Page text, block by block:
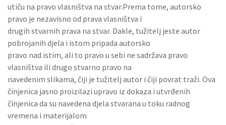
utiču na pravo vlasništva na stvar.Prema tome, autorsko
pravo je nezavisno od prava vlasništva i
drugih stvarnih prava na stvar. Dakle, tužitelj jeste autor
pobrojanih djela i istom pripada autorsko
pravo nad istim, ali to pravo u sebi ne sadržava pravo
vlasništva ili drugo stvarno pravo na
navedenim slikama, čiji je tužitelj autor i čiji povrat traži. Ova
činjenica jasno proizilazi upravo iz dokaza i utvrđenih
činjenica da su navedena djela stvarana u toku radnog
vremena i materijalom